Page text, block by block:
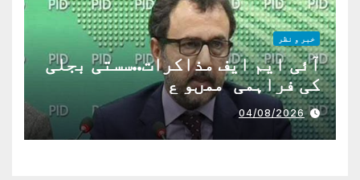
خبر و نظر
آئی ایم ایف مذاکرات..سستی بجلی
کی فراہمی ممںو ع
04/08/2026